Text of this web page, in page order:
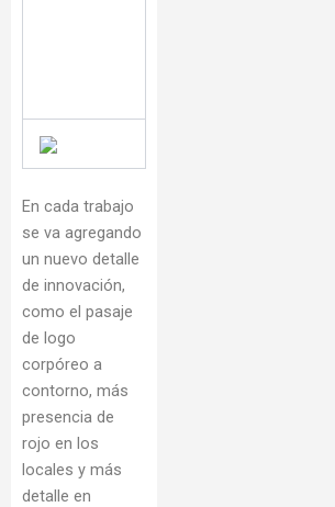
En cada trabajo
se va agregando
un nuevo detalle
de innovación,
como el pasaje
de logo
corpóreo a
contorno, más
presencia de
rojo en los
locales y más
detalle en